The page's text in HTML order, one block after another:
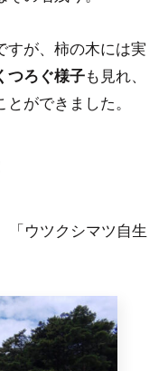
すが、柿の木には実
つろぐ様子も見れ、
ができました。
「ウツクシマツ自生